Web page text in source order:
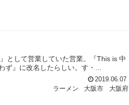
として営業していた営業。『This is 中
ず』に改名したらしい。す・...
2019.06.07
ラーメン
大阪市 大阪府